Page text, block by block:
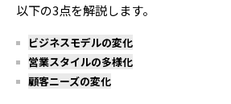
以下の3点を解説します。
ビジネスモデルの変化
営業スタイルの多様化
顧客ニーズの変化